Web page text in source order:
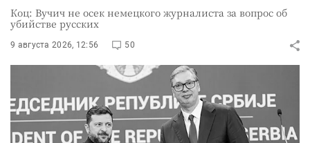
Коц: Вучич не осек немецкого журналиста за вопрос об
убийстве русских
9 августа 2026, 12:56 50